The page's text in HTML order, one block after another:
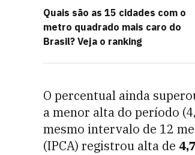
Quais são as 15 cidades com o
metro quadrado mais caro do
Brasil? Veja o ranking
O percentual ainda
a menor alta do período
mesmo intervalo de 12
(IPCA) registrou alta de